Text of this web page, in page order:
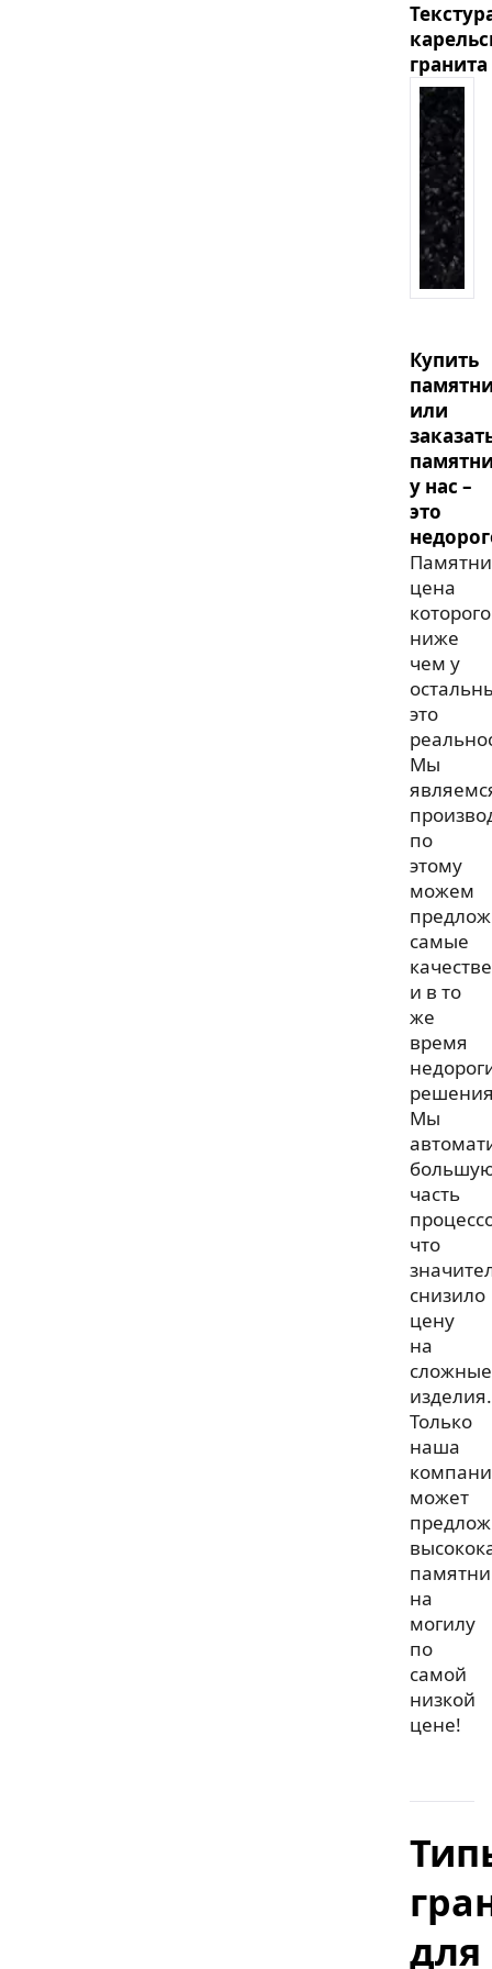
гранита
Купить
или
у нас –
это
цена
которого
ниже
чем у
это
Мы
по
этому
можем
самые
и в то
же
время
Мы
часть
что
снизило
цену
на
сложные
изделия.
Только
наша
может
на
могилу
по
самой
низкой
цене!
для